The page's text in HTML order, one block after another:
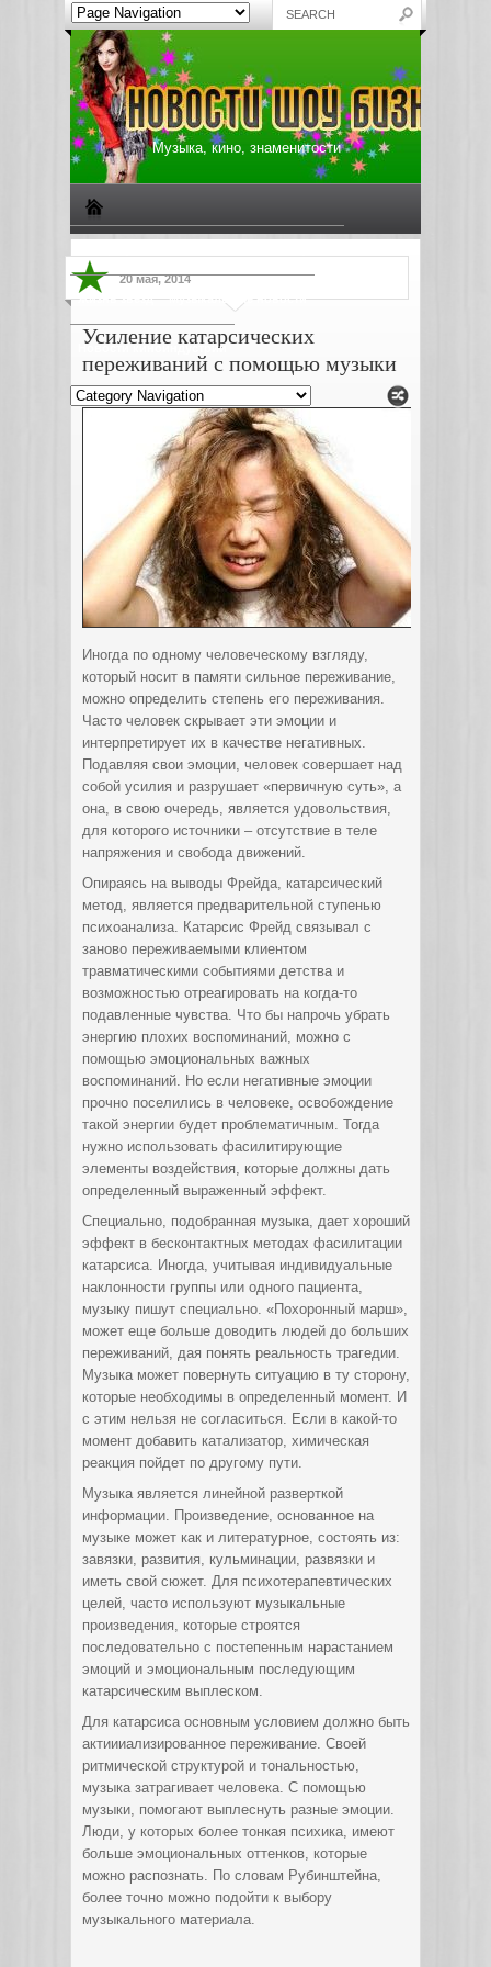
Музыка, кино, знаменитости
Жизнь звезд Музыкальные новости
Новости киноиндустрии
20 мая, 2014
Усиление катарсических
переживаний с помощью музыки
Иногда по одному человеческому взгляду,
который носит в памяти сильное переживание,
можно определить степень его переживания.
Часто человек скрывает эти эмоции и
интерпретирует их в качестве негативных.
Подавляя свои эмоции, человек совершает над
собой усилия и разрушает «первичную суть», а
она, в свою очередь, является удовольствия,
для которого источники – отсутствие в теле
напряжения и свобода движений.
Опираясь на выводы Фрейда, катарсический
метод, является предварительной ступенью
психоанализа. Катарсис Фрейд связывал с
заново переживаемыми клиентом
травматическими событиями детства и
возможностью отреагировать на когда-то
подавленные чувства. Что бы напрочь убрать
энергию плохих воспоминаний, можно с
помощью эмоциональных важных
воспоминаний. Но если негативные эмоции
прочно поселились в человеке, освобождение
такой энергии будет проблематичным. Тогда
нужно использовать фасилитирующие
элементы воздействия, которые должны дать
определенный выраженный эффект.
Специально, подобранная музыка, дает хороший
эффект в бесконтактных методах фасилитации
катарсиса. Иногда, учитывая индивидуальные
наклонности группы или одного пациента,
музыку пишут специально. «Похоронный марш»,
может еще больше доводить людей до больших
переживаний, дая понять реальность трагедии.
Музыка может повернуть ситуацию в ту сторону,
которые необходимы в определенный момент. И
с этим нельзя не согласиться. Если в какой-то
момент добавить катализатор, химическая
реакция пойдет по другому пути.
Музыка является линейной разверткой
информации. Произведение, основанное на
музыке может как и литературное, состоять из:
завязки, развития, кульминации, развязки и
иметь свой сюжет. Для психотерапевтических
целей, часто используют музыкальные
произведения, которые строятся
последовательно с постепенным нарастанием
эмоций и эмоциональным последующим
катарсическим выплеском.
Для катарсиса основным условием должно быть
актиииализированное переживание. Своей
ритмической структурой и тональностью,
музыка затрагивает человека. С помощью
музыки, помогают выплеснуть разные эмоции.
Люди, у которых более тонкая психика, имеют
больше эмоциональных оттенков, которые
можно распознать. По словам Рубинштейна,
более точно можно подойти к выбору
музыкального материала.